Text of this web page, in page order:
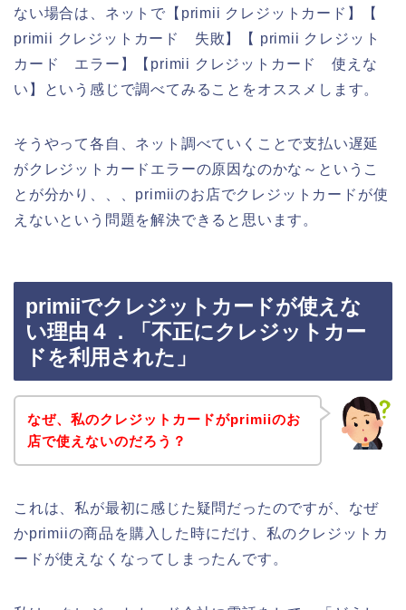
ない場合は、ネットで【primii クレジットカード】【
primii クレジットカード 失敗】【 primii クレジット
カード エラー】【primii クレジットカード 使えな
い】という感じで調べてみることをオススメします。
そうやって各自、ネット調べていくことで支払い遅延
がクレジットカードエラーの原因なのかな～というこ
とが分かり、、、primiiのお店でクレジットカードが使
えないという問題を解決できると思います。
primiiでクレジットカードが使えな
い理由４．「不正にクレジットカー
ドを利用された」
なぜ、私のクレジットカードがprimiiのお
店で使えないのだろう？
これは、私が最初に感じた疑問だったのですが、なぜ
かprimiiの商品を購入した時にだけ、私のクレジットカ
ードが使えなくなってしまったんです。